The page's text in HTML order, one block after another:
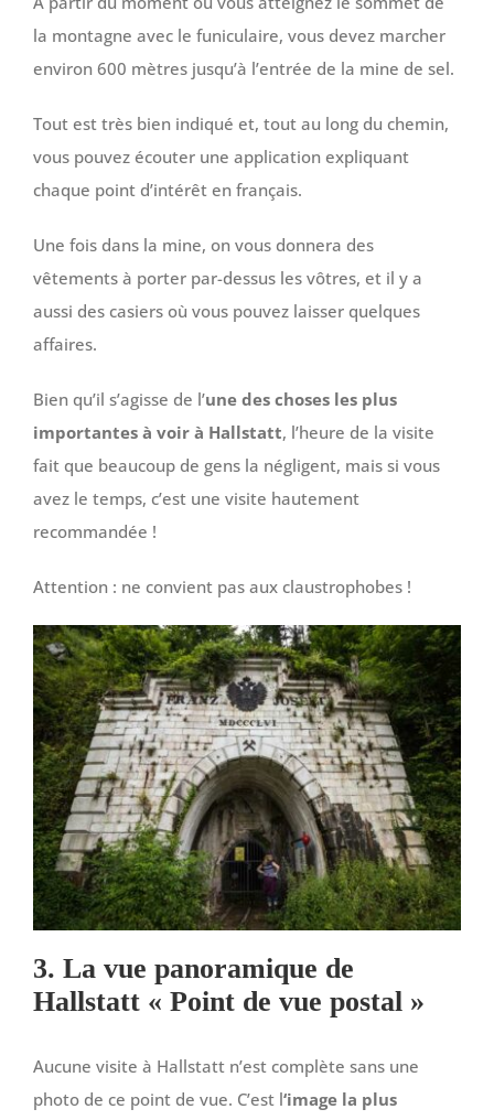
la montagne avec le funiculaire, vous devez marcher
environ 600 mètres jusqu’à l’entrée de la mine de sel.
Tout est très bien indiqué et, tout au long du chemin,
vous pouvez écouter une application expliquant
chaque point d’intérêt en français.
Une fois dans la mine, on vous donnera des
vêtements à porter par-dessus les vôtres, et il y a
aussi des casiers où vous pouvez laisser quelques
affaires.
Bien qu’il s’agisse de l’une des choses les plus
importantes à voir à Hallstatt, l’heure de la visite
fait que beaucoup de gens la négligent, mais si vous
avez le temps, c’est une visite hautement
recommandée !
Attention : ne convient pas aux claustrophobes !
3. La vue panoramique de
Hallstatt « Point de vue postal »
Aucune visite à Hallstatt n’est complète sans une
photo de ce point de vue. C’est l‘image la plus